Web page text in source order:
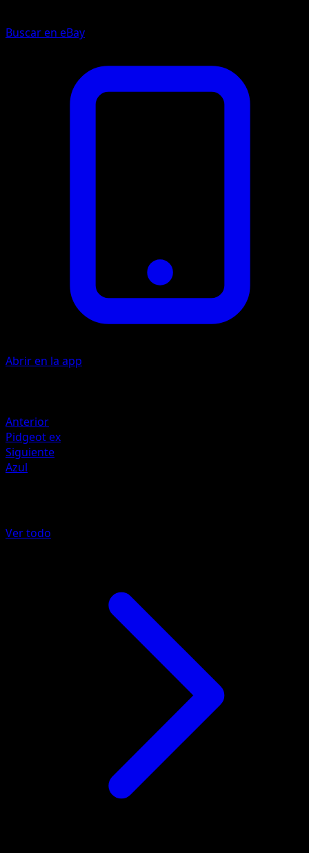
Buscar en eBay
Abrir en la app
Anterior
Pidgeot ex
Siguiente
Azul
Ver todo